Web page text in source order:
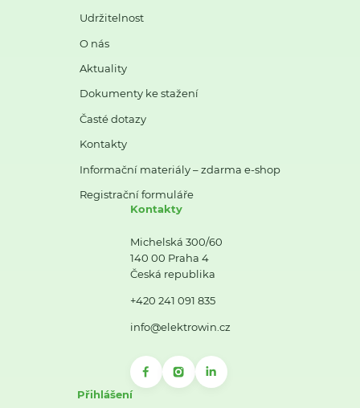
Udržitelnost
O nás
Aktuality
Dokumenty ke stažení
Časté dotazy
Kontakty
Informační materiály – zdarma e-shop
Registrační formuláře
Kontakty
Michelská 300/60
140 00 Praha 4
Česká republika
+420 241 091 835
info@elektrowin.cz
Přihlášení